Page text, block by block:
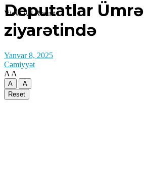
View All Result
Deputatlar Ümrə
ziyarətində
Yanvar 8, 2025
Cəmiyyət
A A
A
A
Reset